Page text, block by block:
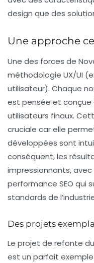
design que des
Une approche
Une des forces de
méthodologie UX/UI
utilisateur). Chaque
est pensée et conçue
utilisateurs finaux.
cruciale car elle
développées sont
conséquent, les
impressionnants, avec
performance SEO qui
standards de
Des projets
Le projet de refonte
est un parfait exemple